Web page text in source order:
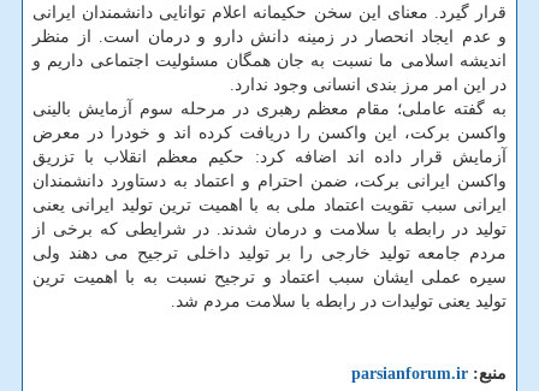
قرار گیرد. معنای این سخن حکیمانه اعلام توانایی دانشمندان ایرانی
و عدم ایجاد انحصار در زمینه دانش دارو و درمان است. از منظر
اندیشه اسلامی ما نسبت به جان همگان مسئولیت اجتماعی داریم و
در این امر مرز بندی انسانی وجود ندارد.
به گفته عاملی؛ مقام معظم رهبری در مرحله سوم آزمایش بالینی
واکسن برکت، این واکسن را دریافت کرده اند و خودرا در معرض
آزمایش قرار داده اند اضافه کرد: حکیم معظم انقلاب با تزریق
واکسن ایرانی برکت، ضمن احترام و اعتماد به دستاورد دانشمندان
ایرانی سبب تقویت اعتماد ملی به با اهمیت ترین تولید ایرانی یعنی
تولید در رابطه با سلامت و درمان شدند. در شرایطی که برخی از
مردم جامعه تولید خارجی را بر تولید داخلی ترجیح می دهند ولی
سیره عملی ایشان سبب اعتماد و ترجیح نسبت به با اهمیت ترین
تولید یعنی تولیدات در رابطه با سلامت مردم شد.
منبع: parsianforum.ir